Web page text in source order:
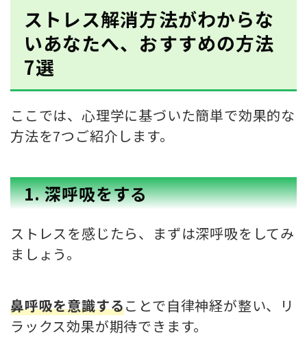
ストレス解消方法がわからな
いあなたへ、おすすめの方法
7選
ここでは、心理学に基づいた簡単で効果的な
方法を7つご紹介します。
1. 深呼吸をする
ストレスを感じたら、まずは深呼吸をしてみ
ましょう。
鼻呼吸を意識することで自律神経が整い、リ
ラックス効果が期待できます。